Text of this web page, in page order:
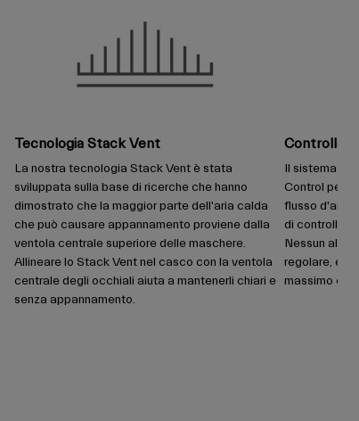
Tecnologia Stack Vent
La nostra tecnologia Stack Vent è stata
sviluppata sulla base di ricerche che hanno
dimostrato che la maggior parte dell'aria calda
che può causare appannamento proviene dalla
ventola centrale superiore delle maschere.
Allineare lo Stack Vent nel casco con la ventola
centrale degli occhiali aiuta a mantenerli chiari e
senza appannamento.
Controllo
Il sistema di
Control
flusso d'aria
di controllo
Nessun altro
regolare, e
massimo